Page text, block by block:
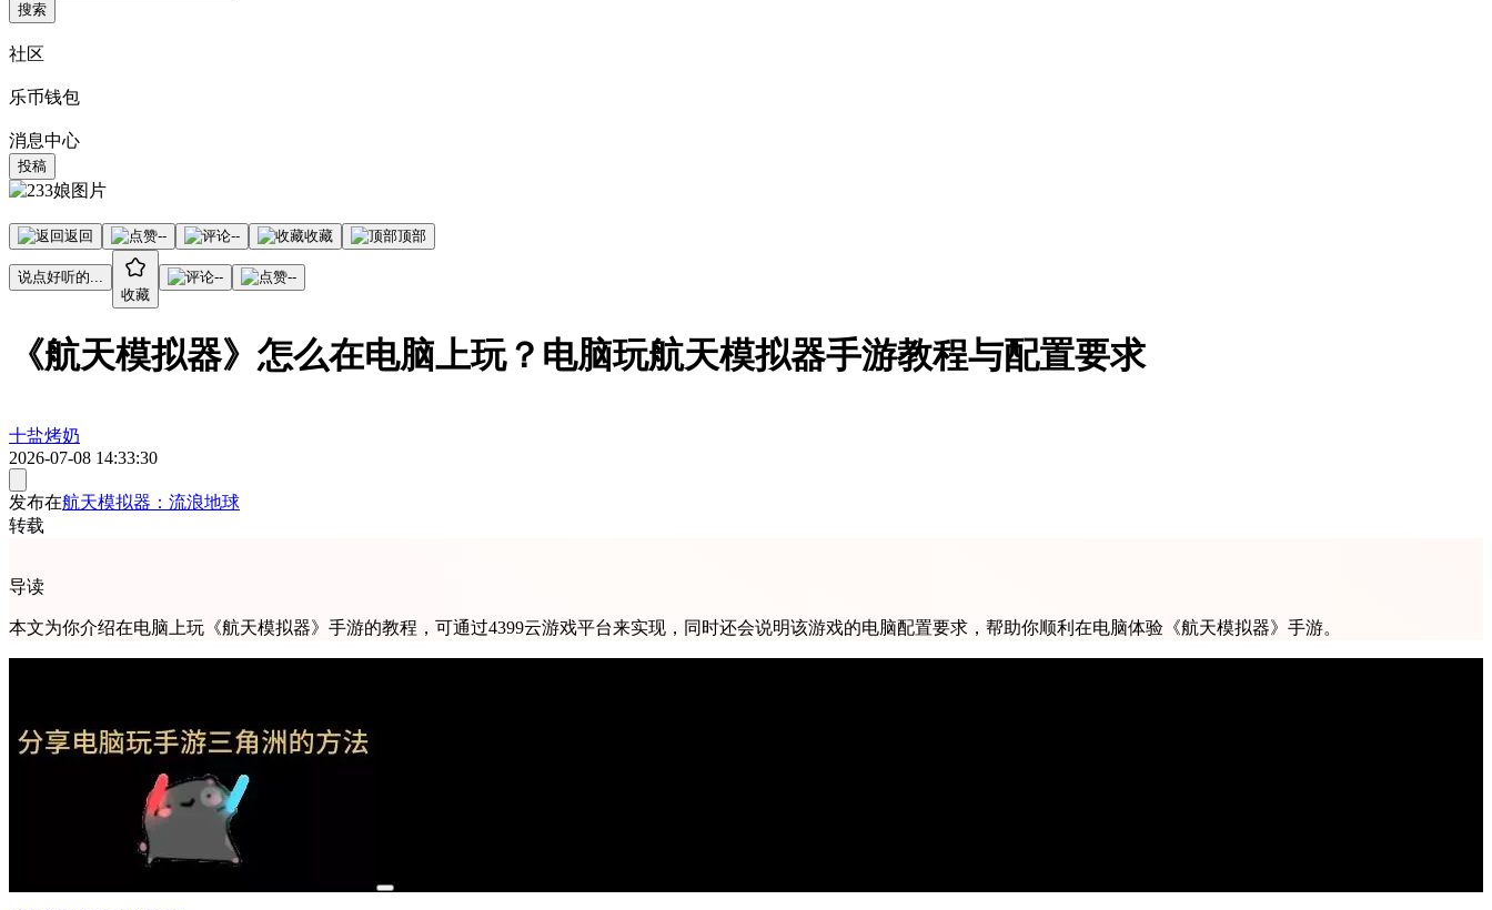
搜索
社区
乐币钱包
消息中心
投稿
返回 -- -- 收藏 顶部
说点好听的...
收藏
-- --
《航天模拟器》怎么在电脑上玩？电脑玩航天模拟器手游教程与配置要求
十盐烤奶
2026-07-08 14:33:30
发布在航天模拟器：流浪地球
转载
导读
本文为你介绍在电脑上玩《航天模拟器》手游的教程，可通过4399云游戏平台来实现，同时还会说明该游戏的电脑配置要求，帮助你顺利在电脑体验《航天模拟器》手游。